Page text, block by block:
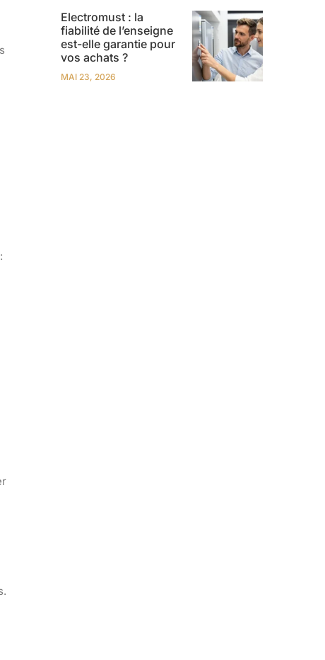
Electromust : la
fiabilité de l’enseigne
est-elle garantie pour
vos achats ?
MAI 23, 2026